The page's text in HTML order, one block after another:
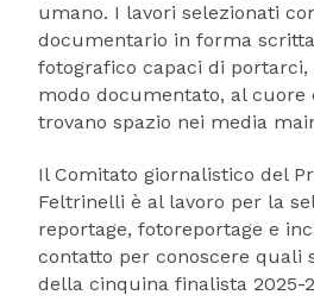
umano. I lavori selezionati
documentario in forma
fotografico capaci di portarci,
modo documentato, al cuore
trovano spazio nei media
Il Comitato giornalistico del
Feltrinelli è al lavoro per la
reportage, fotoreportage e
contatto per conoscere quali
della cinquina finalista 2025-